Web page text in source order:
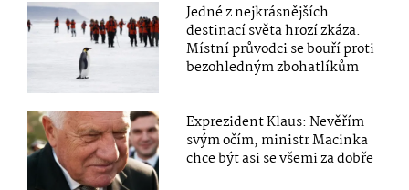
Jedné z nejkrásnějších
destinací světa hrozí zkáza.
Místní průvodci se bouří proti
bezohledným zbohatlíkům
Exprezident Klaus: Nevěřím
svým očím, ministr Macinka
chce být asi se všemi za dobře